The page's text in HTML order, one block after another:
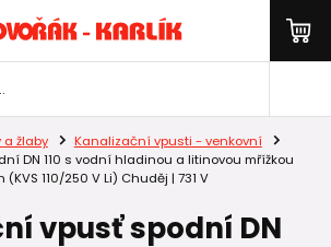
a žlaby
Kanalizační vpusti - venkovní
DN 110 s vodní hladinou a litinovou mřížkou
(KVS 110/250 V Li) Chuděj | 731 V
vpusť spodní DN